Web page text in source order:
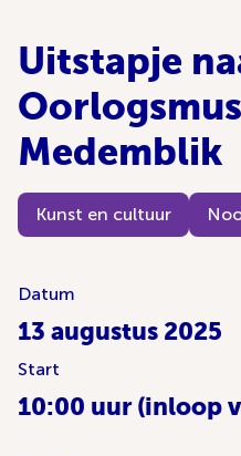
Uitstapje
Medemblik
Kunst en cultuur
Datum
13 augustus 2025
Start
10:00 uur (inloop